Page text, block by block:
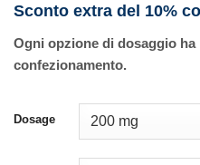
Sconto extra del 10%
Ogni opzione di dosaggio
confezionamento.
Dosage